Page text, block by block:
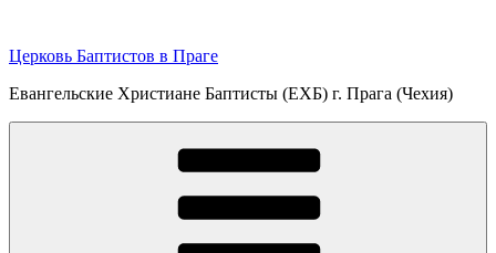
содержимому
Церковь Баптистов в Праге
Евангельские Христиане Баптисты (ЕХБ) г. Прага (Чехия)